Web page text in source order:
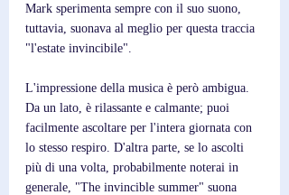
Mark sperimenta sempre con il suo suono,
tuttavia, suonava al meglio per questa traccia
"l'estate invincibile".
L'impressione della musica è però ambigua.
Da un lato, è rilassante e calmante; puoi
facilmente ascoltare per l'intera giornata con
lo stesso respiro. D'altra parte, se lo ascolti
più di una volta, probabilmente noterai in
generale, "The invincible summer" suona